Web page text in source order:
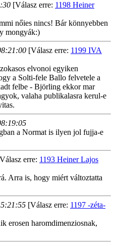
[Válasz erre: 1198 Heiner
nőies nincs! Bár könnyebben
mongyák:)
[Válasz erre: 1199 IVA
elvonoi egyiken
a Solti-fele Ballo felvetele a
felbe - Björling ekkor mar
valaha publikalasra kerul-e
a Normat is ilyen jol fujja-e
erre: 1193 Heiner Lajos
Arra is, hogy miért változtatta
[Válasz erre: 1197 -zéta-
erosen haromdimenziosnak,